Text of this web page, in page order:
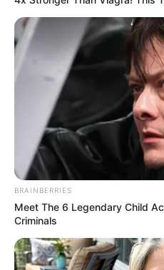
regard :
reproches
(spoiler)
entreMélanieet
BRAINBERRIES
Meet The 6 Legendary Child
Criminals